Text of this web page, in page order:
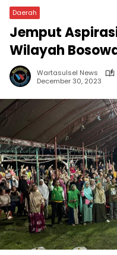
Daerah
Jemput
Wilayah
Wartasulsel News
December 30, 2023